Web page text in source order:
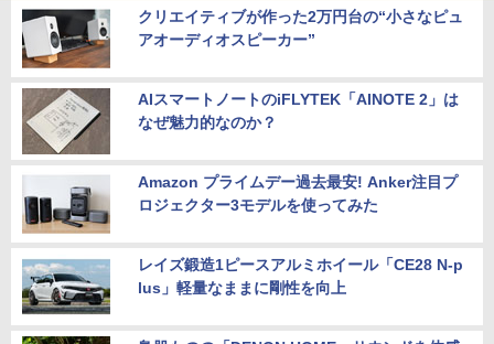
クリエイティブが作った2万円台の“小さなピュ
アオーディオスピーカー”
AIスマートノートのiFLYTEK「AINOTE 2」は
なぜ魅力的なのか？
Amazon プライムデー過去最安! Anker注目プ
ロジェクター3モデルを使ってみた
レイズ鍛造1ピースアルミホイール「CE28 N-p
lus」軽量なままに剛性を向上